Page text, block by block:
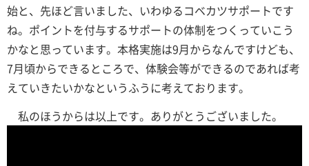
始と、先ほど言いました、いわゆるコベカツサポートです
ね。ポイントを付与するサポートの体制をつくっていこう
かなと思っています。本格実施は9月からなんですけども、
7月頃からできるところで、体験会等ができるのであれば考
えていきたいかなというふうに考えております。
私のほうからは以上です。ありがとうございました。